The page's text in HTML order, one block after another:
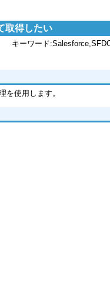
取得したい
キーワード
使用します。